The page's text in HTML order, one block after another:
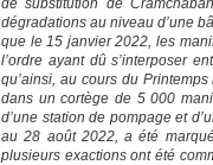
de substitution de
dégradations au niveau d’une
que le 15 janvier 2022, les
l’ordre ayant dû s’interposer
qu’ainsi, au cours du
dans un cortège de 5 000
d’une station de pompage et
au 28 août 2022, a été
plusieurs exactions ont été